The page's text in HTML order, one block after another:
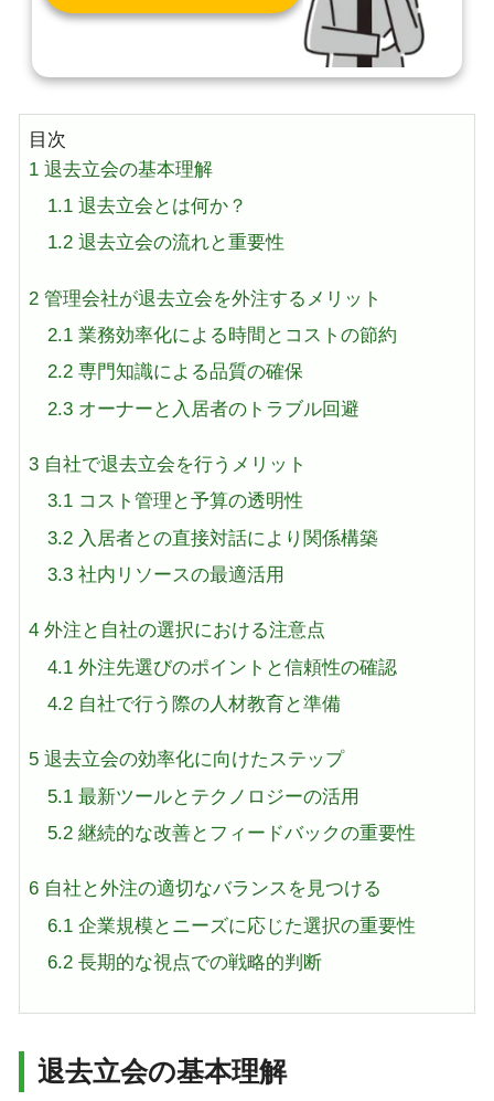
目次
1 退去立会の基本理解
1.1退去立会とは何か？
1.2退去立会の流れと重要性
2 管理会社が退去立会を外注するメリット
2.1業務効率化による時間とコストの節約
2.2専門知識による品質の確保
2.3オーナーと入居者のトラブル回避
3 自社で退去立会を行うメリット
3.1コスト管理と予算の透明性
3.2入居者との直接対話により関係構築
3.3社内リソースの最適活用
4 外注と自社の選択における注意点
4.1外注先選びのポイントと信頼性の確認
4.2自社で行う際の人材教育と準備
5 退去立会の効率化に向けたステップ
5.1最新ツールとテクノロジーの活用
5.2継続的な改善とフィードバックの重要性
6 自社と外注の適切なバランスを見つける
6.1企業規模とニーズに応じた選択の重要性
6.2長期的な視点での戦略的判断
退去立会の基本理解